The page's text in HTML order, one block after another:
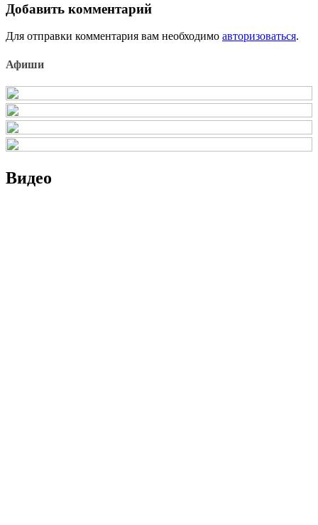
Добавить комментарий
Для отправки комментария вам необходимо авторизоваться.
Афиши
Видео